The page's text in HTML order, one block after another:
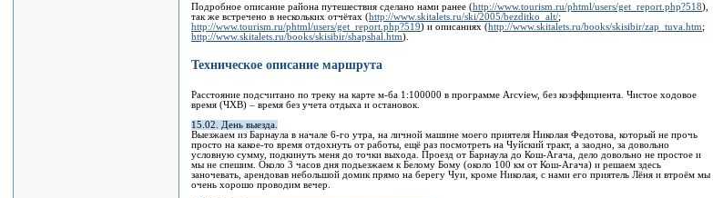
Подробное описание района путешествия сделано нами ранее (http://www.tourism.ru/phtml/users/get_report.php?518),
так же встречено в нескольких отчётах (http://www.skitalets.ru/ski/2005/bezditko_alt/;
http://www.tourism.ru/phtml/users/get_report.php?519) и описаниях (http://www.skitalets.ru/books/skisibir/zap_tuva.htm;
http://www.skitalets.ru/books/skisibir/shapshal.htm).
Техническое описание маршрута
Расстояние подсчитано по треку на карте м-ба 1:100000 в программе Arcview, без коэффициента. Чистое ходовое
время (ЧХВ) – время без учета отдыха и остановок.
15.02. День выезда.
Выезжаем из Барнаула в начале 6-го утра, на личной машине моего приятеля Николая Федотова, который не прочь
просто на какое-то время отдохнуть от работы, ещё раз посмотреть на Чуйский тракт, а заодно, за довольно
условную сумму, подкинуть меня до точки выхода. Проезд от Барнаула до Кош-Агача, дело довольно не простое и
мы не спешим. Около 3 часов дня подьезжаем к Белому Бому (около 100 км от Кош-Агача) и решаем здесь
заночевать, арендовав небольшой домик прямо на берегу Чуи, кроме Николая, с нами его приятель Лёня и втроём мы
очень хорошо проводим вечер.